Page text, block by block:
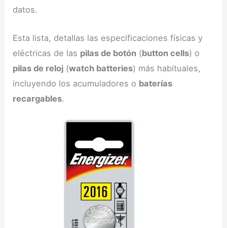
datos.
Esta lista, detallas las especificaciones físicas y
eléctricas de las pilas de botón (button cells) o
pilas de reloj (watch batteries) más habituales,
incluyendo los acumuladores o baterías
recargables.